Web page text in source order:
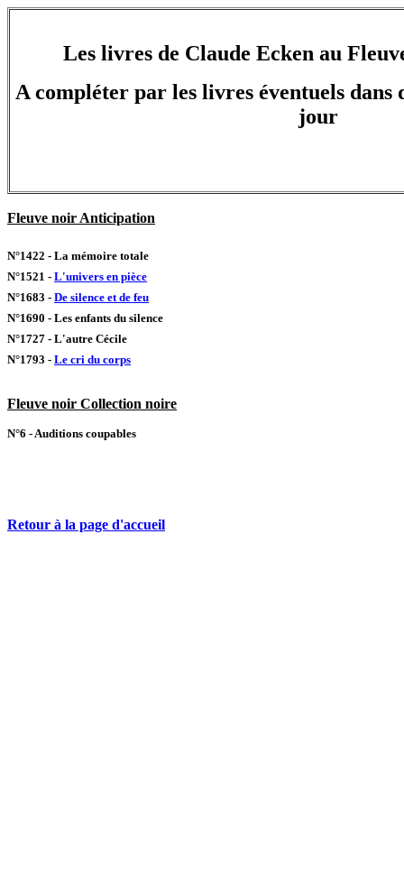
Les livres de Claude Ecken au
A compléter par les livres éventuels dans
jour
Fleuve noir Anticipation
N°1422 - La mémoire totale
N°1521 - L'univers en pièce
N°1683 - De silence et de feu
N°1690 - Les enfants du silence
N°1727 - L'autre Cécile
N°1793 - Le cri du corps
Fleuve noir Collection noire
N°6 - Auditions coupables
Retour à la page d'accueil